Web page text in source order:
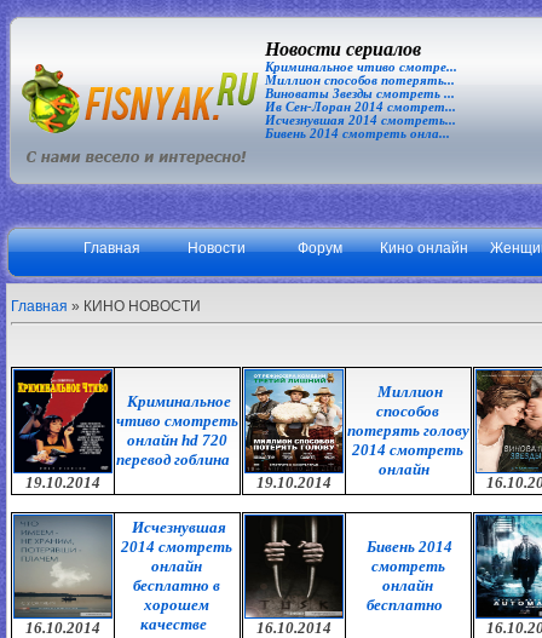
Новости сериалов
Криминальное чтиво смотре...
Миллион способов потерять...
Виноваты Звезды смотреть ...
Ив Сен-Лоран 2014 смотрет...
Исчезнувшая 2014 смотреть...
Бивень 2014 смотреть онла...
Главная Новости Форум Кино онлайн
Главная » КИНО НОВОСТИ
19.10.2014
Криминальное
чтиво смотреть
онлайн hd 720
перевод гоблина
19.10.2014
Миллион
способов
потерять голову
2014 смотреть
онлайн
16.10.2014
Исчезнувшая
2014 смотреть
онлайн
бесплатно в
хорошем
качестве
16.10.2014
Бивень 2014
смотреть
онлайн
бесплатно